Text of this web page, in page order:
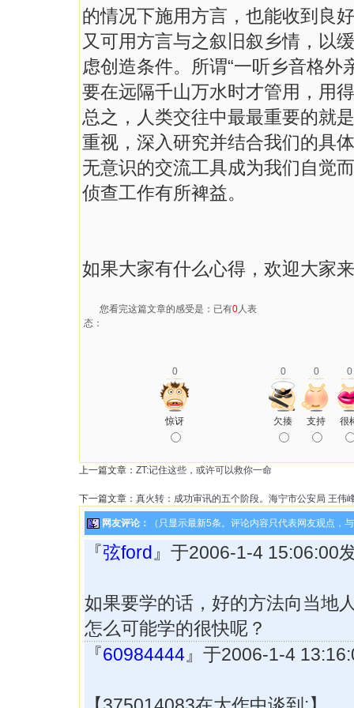
的情况下施用方言，也能收到良
又可用方言与之叙旧叙乡情，以
虑创造条件。所谓“一听乡音格
要在远隔千山万水时才管用，用
总之，人类交往中最最重要的就
重视，深入研究并结合我们的具
无意识的交流工具成为我们自觉
侦查工作有所裨益。
如果大家有什么心得，欢迎大家
您看完这篇文章的感受是：已有0人表
态：
0 0 0 0
惊讶 欠揍 支持 很
上一篇文章： ZT:记住这些，或许可以救你一命
下一篇文章： 真火转：成功审讯的五个阶段。海宁市公安局 王伟
网友评论： （只显示最新5条。评论内容只代表网友观点，
『弦ford 』于2006-1-4 15:06:00
如果要学的话，好的方法向当地
怎么可能学的很快呢？
『60984444 』于2006-1-4